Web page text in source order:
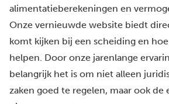
alimentatieberekeningen en
Onze vernieuwde website biedt
komt kijken bij een scheiding en
helpen. Door onze jarenlange
belangrijk het is om niet alleen
zaken goed te regelen, maar ook